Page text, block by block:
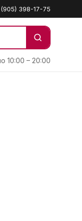
398-17-75
10:00 – 20:00